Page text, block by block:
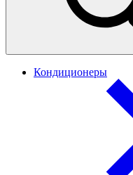
Кондиционеры